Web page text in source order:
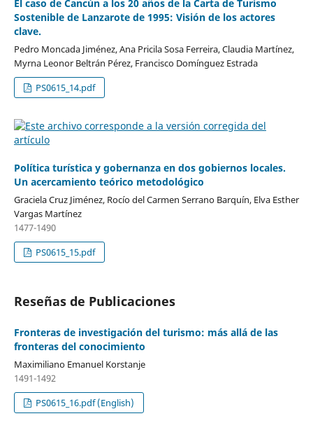
El caso de Cancún a los 20 años de la Carta de Turismo
Sostenible de Lanzarote de 1995: Visión de los actores
clave.
Pedro Moncada Jiménez, Ana Pricila Sosa Ferreira, Claudia Martínez,
Myrna Leonor Beltrán Pérez, Francisco Domínguez Estrada
PS0615_14.pdf
Política turística y gobernanza en dos gobiernos locales.
Un acercamiento teórico metodológico
Graciela Cruz Jiménez, Rocío del Carmen Serrano Barquín, Elva Esther
Vargas Martínez
1477-1490
PS0615_15.pdf
Reseñas de Publicaciones
Fronteras de investigación del turismo: más allá de las
fronteras del conocimiento
Maximiliano Emanuel Korstanje
1491-1492
PS0615_16.pdf (English)